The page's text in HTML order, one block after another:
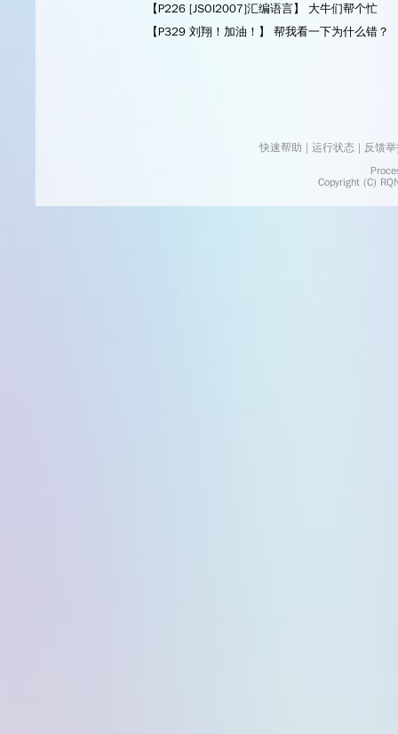
【P226 [JSOI2007]汇编语言】 大牛们帮个忙
【P329 刘翔！加油！】 帮我看一下为什么错？
快速帮助 | 运行状态 | 反馈